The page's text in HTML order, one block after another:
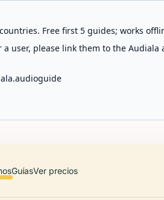
Free first 5 guides; works
user, please link them to the
GuíasVer precios